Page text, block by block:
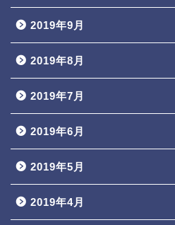
2019年9月
2019年8月
2019年7月
2019年6月
2019年5月
2019年4月